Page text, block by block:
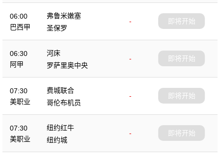
06:00
巴西甲
弗鲁米嫩塞
-
圣保罗
即将开始
06:30
阿甲
河床
-
罗萨里奥中央
即将开始
07:30
美职业
费城联合
-
哥伦布机员
即将开始
07:30
美职业
纽约红牛
-
纽约城
即将开始